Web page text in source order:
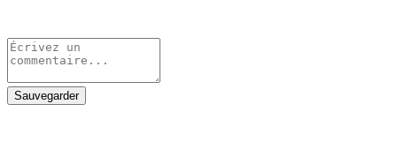
Sauvegarder